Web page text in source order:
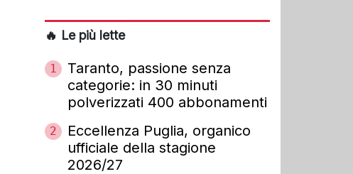
🔥 Le più lette
1
Taranto, passione senza
categorie: in 30 minuti
polverizzati 400 abbonamenti
2
Eccellenza Puglia, organico
ufficiale della stagione
2026/27